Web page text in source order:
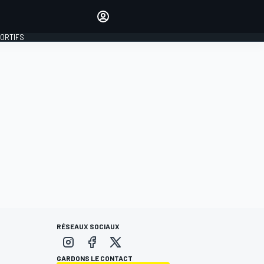
RÉSEAUX SOCIAUX
GARDONS LE CONTACT